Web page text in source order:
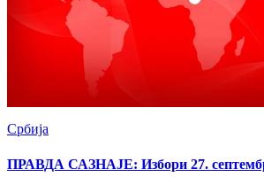
Србија
ПРАВДА САЗНАЈЕ: Избори 27.